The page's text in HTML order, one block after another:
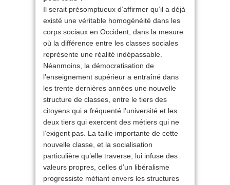
Il serait présomptueux d’affirmer qu’il a déjà
existé une véritable homogénéité dans les
corps sociaux en Occident, dans la mesure
où la différence entre les classes sociales
représente une réalité indépassable.
Néanmoins, la démocratisation de
l’enseignement supérieur a entraîné dans
les trente dernières années une nouvelle
structure de classes, entre le tiers des
citoyens qui a fréquenté l’université et les
deux tiers qui exercent des métiers qui ne
l’exigent pas. La taille importante de cette
nouvelle classe, et la socialisation
particulière qu’elle traverse, lui infuse des
valeurs propres, celles d’un libéralisme
progressiste méfiant envers les structures